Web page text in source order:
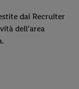
dai Recruiter
dell’area